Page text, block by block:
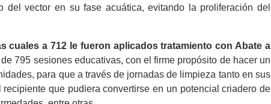
vector en su fase acuática, evitando la proliferación del
cuales a 712 le fueron aplicados tratamiento con Abate a
795 sesiones educativas, con el firme propósito de hacer un
para que a través de jornadas de limpieza tanto en sus
que pudiera convertirse en un potencial criadero de